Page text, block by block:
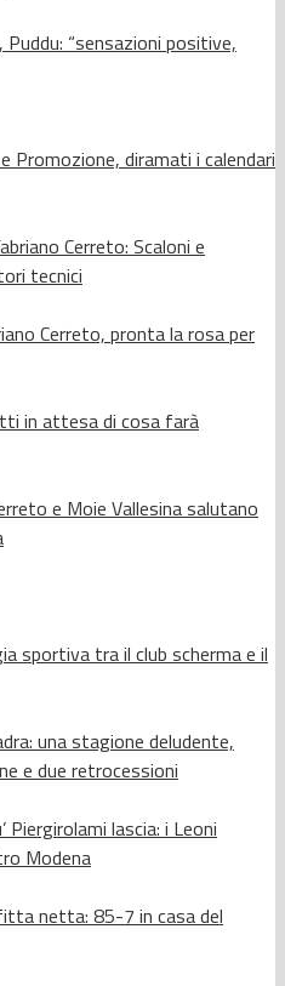
Puddu: “sensazioni positive,
Promozione, diramati i calendari
Cerreto: Scaloni e
tecnici
Cerreto, pronta la rosa per
in attesa di cosa farà
e Moie Vallesina salutano
sportiva tra il club scherma e il
una stagione deludente,
e due retrocessioni
Piergirolami lascia: i Leoni
Modena
netta: 85-7 in casa del